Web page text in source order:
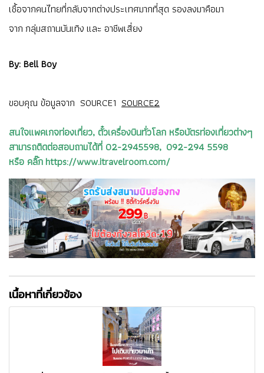
เชื้อจากคนไทยที่กลับจากต่างประเทศมากที่สุด รองลงมาคือมา
จาก กลุ่มสถานบันเทิง และ อาชีพเสี่ยง
By: Bell Boy
ขอบคุณ ข้อมูลจาก SOURCE1 SOURCE2
สนใจแพคเกจท่องเที่ยว, ตั๋วเครื่องบินทั่วโลก หรือบัตรท่องเที่ยวต่างๆ
สามารถติดต่อสอบถามได้ที่ 02-2945598, 092-294 5598
หรือ คลิ๊ก https://www.itravelroom.com/
เนื้อหาที่เกี่ยวข้อง